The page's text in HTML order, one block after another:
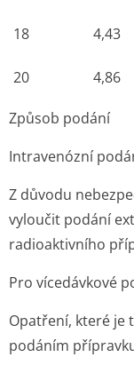
18 4,43
20 4,86
Způsob podání
Intravenózní
Z důvodu
vyloučit podání
radioaktivního
Pro vícedávkové
Opatření, které je
podáním